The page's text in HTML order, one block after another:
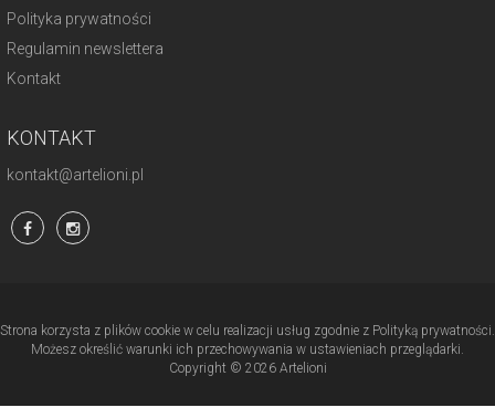
Polityka prywatności
Regulamin newslettera
Kontakt
KONTAKT
kontakt@artelioni.pl
Strona korzysta z plików cookie w celu realizacji usług zgodnie z Polityką prywatności.
Możesz określić warunki ich przechowywania w ustawieniach przeglądarki.
Copyright © 2026 Artelioni